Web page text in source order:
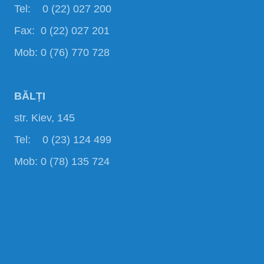
Tel: 0 (22) 027 200
Fax: 0 (22) 027 201
Mob: 0 (76) 770 728
BĂLȚI
str. Kiev, 145
Tel: 0 (23) 124 499
Mob: 0 (78) 135 724